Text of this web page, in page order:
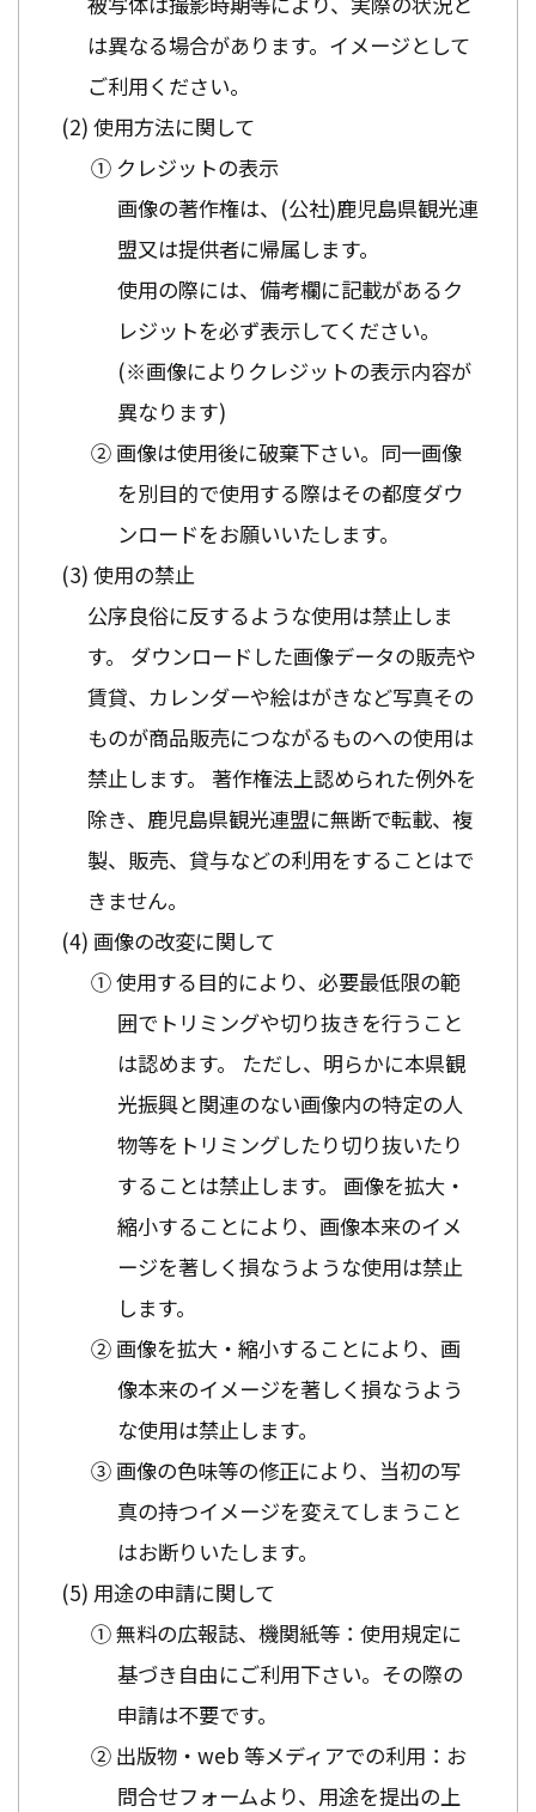
は異なる場合があります。イメージとして
ご利用ください。
使用方法に関して
① クレジットの表示
画像の著作権は、(公社)鹿児島県観光連
盟又は提供者に帰属します。
使用の際には、備考欄に記載があるク
レジットを必ず表示してください。
(※画像によりクレジットの表示内容が
異なります)
② 画像は使用後に破棄下さい。同一画像
を別目的で使用する際はその都度ダウ
ンロードをお願いいたします。
使用の禁止
公序良俗に反するような使用は禁止しま
す。 ダウンロードした画像データの販売や
賃貸、カレンダーや絵はがきなど写真その
ものが商品販売につながるものへの使用は
禁止します。 著作権法上認められた例外を
除き、鹿児島県観光連盟に無断で転載、複
製、販売、貸与などの利用をすることはで
きません。
画像の改変に関して
① 使用する目的により、必要最低限の範
囲でトリミングや切り抜きを行うこと
は認めます。 ただし、明らかに本県観
光振興と関連のない画像内の特定の人
物等をトリミングしたり切り抜いたり
することは禁止します。 画像を拡大・
縮小することにより、画像本来のイメ
ージを著しく損なうような使用は禁止
します。
② 画像を拡大・縮小することにより、画
像本来のイメージを著しく損なうよう
な使用は禁止します。
③ 画像の色味等の修正により、当初の写
真の持つイメージを変えてしまうこと
はお断りいたします。
用途の申請に関して
① 無料の広報誌、機関紙等：使用規定に
基づき自由にご利用下さい。その際の
申請は不要です。
② 出版物・web 等メディアでの利用：お
問合せフォームより、用途を提出の上